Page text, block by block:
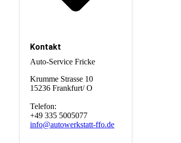
Kontakt
Auto-Service Fricke
Krumme Strasse 10
15236 Frankfurt/ O
Telefon:
+49 335 5005077
info@autowerkstatt-ffo.de